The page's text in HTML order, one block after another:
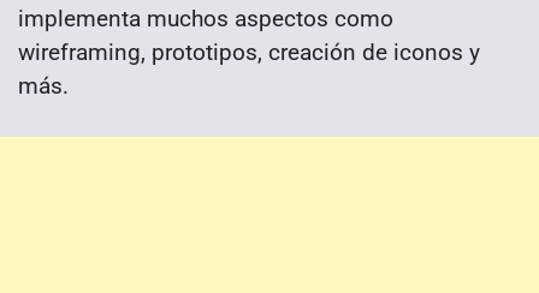
implementa muchos aspectos como
wireframing, prototipos, creación de iconos y
más.